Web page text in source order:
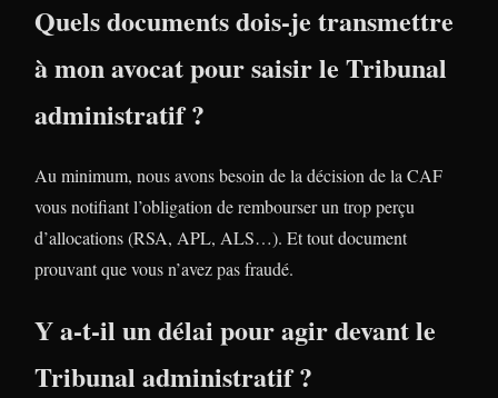
Quels documents dois-je transmettre
à mon avocat pour saisir le Tribunal
administratif ?
Au minimum, nous avons besoin de la décision de la CAF
vous notifiant l’obligation de rembourser un trop perçu
d’allocations (RSA, APL, ALS…). Et tout document
prouvant que vous n’avez pas fraudé.
Y a-t-il un délai pour agir devant le
Tribunal administratif ?